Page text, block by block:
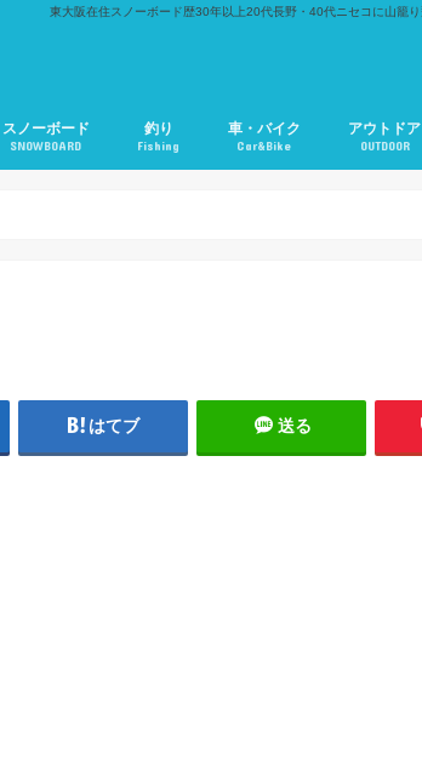
東大阪在住スノーボード歴30年以上20代長野・40代ニセコに山籠
スノーボード
SNOWBOARD
釣り
Fishing
車・バイク
Car&Bike
アウトドア
OUTDOOR
はてブ 送る